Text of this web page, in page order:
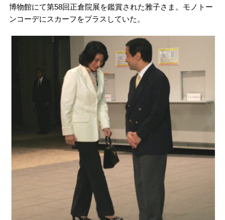
博物館にて第58回正倉院展を鑑賞された雅子さま。モノトー
ンコーデにスカーフをプラスしていた。